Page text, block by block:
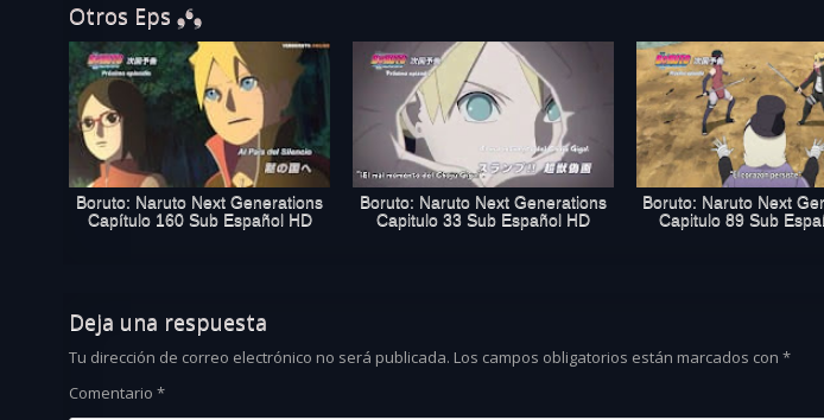
Otros Eps ❟❛❟
Boruto: Naruto Next Generations
Capítulo 160 Sub Español HD
Boruto: Naruto Next Generations
Capitulo 33 Sub Español HD
Boruto: Naruto Next
Capitulo 89 Sub
Deja una respuesta
Tu dirección de correo electrónico no será publicada. Los campos obligatorios están marcados con*
Comentario*